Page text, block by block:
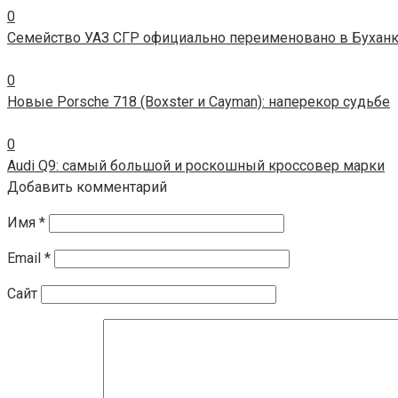
0
Семейство УАЗ СГР официально переименовано в
0
Новые Porsche 718 (Boxster и Cayman): наперекор судьбе
0
Audi Q9: самый большой и роскошный кроссовер марки
Добавить комментарий
Имя *
Email *
Сайт